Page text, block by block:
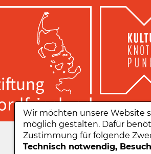
Zu unserer App:
Wir möchten unsere Website
möglich gestalten. Dafür
Zustimmung für folgende
Technisch notwendig,